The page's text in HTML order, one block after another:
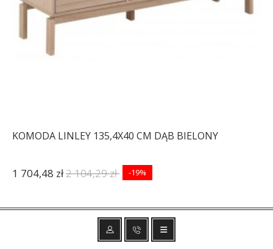
KOMODA LINLEY 135,4X40 CM DĄB BIELONY
1 704,48 zł2 104,29 zł -19%